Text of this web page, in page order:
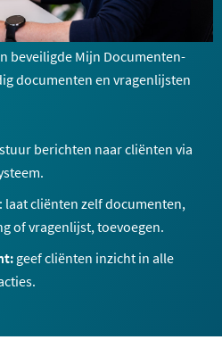
beveiligde Mijn Documenten-
documenten en vragenlijsten
berichten naar cliënten via
: laat cliënten zelf documenten,
of vragenlijst, toevoegen.
geef cliënten inzicht in alle